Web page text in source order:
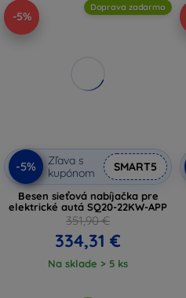
-5%
Doprava zadarmo
-5%
Zľava s
kupónom
SMART5
Besen sieťová nabíjačka pre
elektrické autá SQ20-22KW-APP
351,90 €
334,31 €
Na sklade > 5 ks